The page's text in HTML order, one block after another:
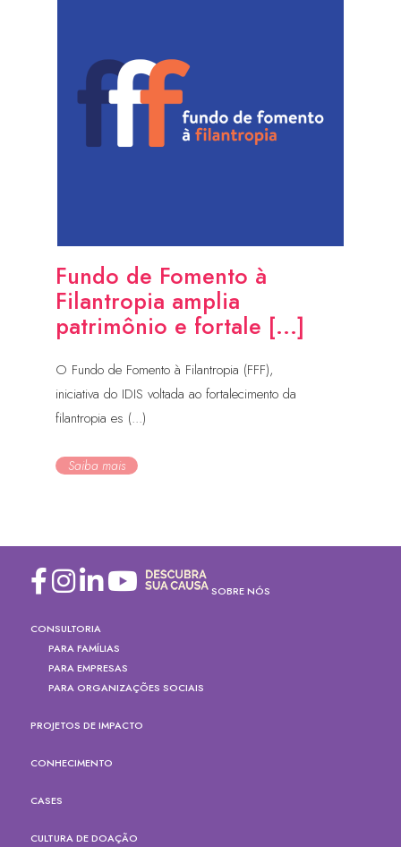
Fundo de Fomento à
Filantropia amplia
patrimônio e fortale [...]
O Fundo de Fomento à Filantropia (FFF),
iniciativa do IDIS voltada ao fortalecimento da
filantropia es (...)
Saiba mais
SOBRE NÓS
CONSULTORIA
PARA FAMÍLIAS
PARA EMPRESAS
PARA ORGANIZAÇÕES SOCIAIS
PROJETOS DE IMPACTO
CONHECIMENTO
CASES
CULTURA DE DOAÇÃO